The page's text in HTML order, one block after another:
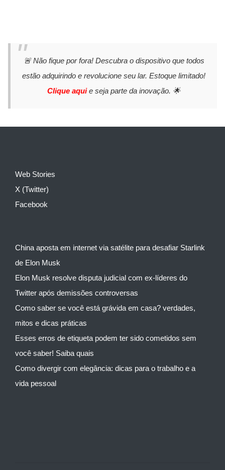
🚨 Não fique por fora! Descubra o dispositivo que todos
estão adquirindo e revolucione seu lar. Estoque limitado!
Clique aquie seja parte da inovação. 🌟
Web Stories
X (Twitter)
Facebook
China aposta em internet via satélite para desafiar Starlink
de Elon Musk
Elon Musk resolve disputa judicial com ex-líderes do
Twitter após demissões controversas
Como saber se você está grávida em casa? verdades,
mitos e dicas práticas
Esses erros de etiqueta podem ter sido cometidos sem
você saber! Saiba quais
Como divergir com elegância: dicas para o trabalho e a
vida pessoal